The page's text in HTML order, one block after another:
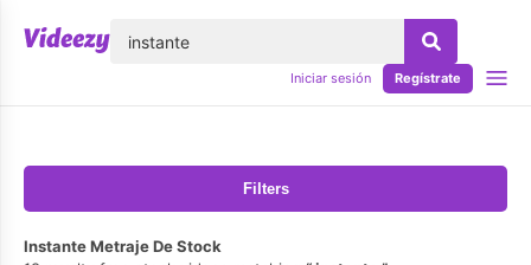
Iniciar sesión Regístrate
Filters
Instante Metraje De Stock